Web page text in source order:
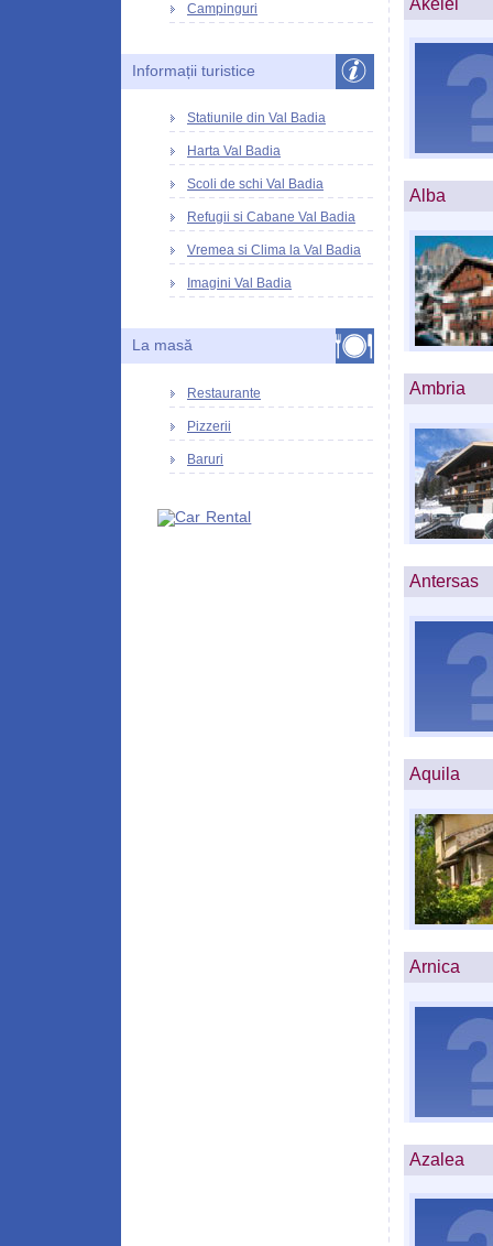
Alba
Ambria
Antersas
Aquila
Arnica
Azalea
Campinguri
Informații turistice
Statiunile din Val Badia
Harta Val Badia
Scoli de schi Val Badia
Refugii si Cabane Val Badia
Vremea si Clima la Val Badia
Imagini Val Badia
La masă
Restaurante
Pizzerii
Baruri